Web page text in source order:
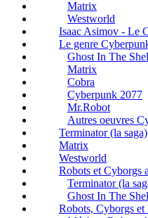
Matrix
Westworld
Isaac Asimov - Le
Le genre
Ghost In The
Matrix
Cobra
Cyberpunk 2077
Mr.Robot
Autres oeuvres
Terminator (la saga)
Matrix
Westworld
Robots et Cyborgs
Terminator (la
Ghost In The
Robots, Cyborgs et